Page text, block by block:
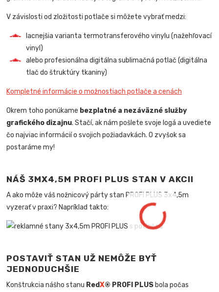
V závislosti od zložitosti potlače si môžete vybrať medzi:
lacnejšia varianta termotransferového vinylu (nažehľovací
vinyl)
alebo profesionálna digitálna sublimačná potlač (digitálna
tlač do štruktúry tkaniny)
Kompletné informácie o možnostiach potlače a cenách
Okrem toho ponúkame bezplatné a nezáväzné služby
grafického dizajnu. Stačí, ak nám pošlete svoje logá a uvediete
čo najviac informácií o svojich požiadavkách. O zvyšok sa
postaráme my!
NÁŠ 3MX4,5M PROFI PLUS STAN V AKCII
A ako môže váš nožnicový párty stan PROFI PLUS 3x4,5m
vyzerať v praxi? Napríklad takto:
POSTAVIŤ STAN UŽ NEMÔŽE BYŤ
JEDNODUCHŠIE
Konštrukcia nášho stanu RedX® PROFI PLUS bola počas